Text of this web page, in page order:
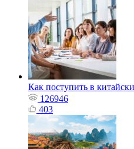
Как поступить в
126946
403